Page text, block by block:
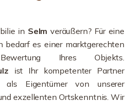
in Selm veräußern? Für eine
bedarf es einer marktgerechten
Ihres Objekts.
ist Ihr kompetenter Partner
als Eigentümer von unserer
exzellenten Ortskenntnis. Wir